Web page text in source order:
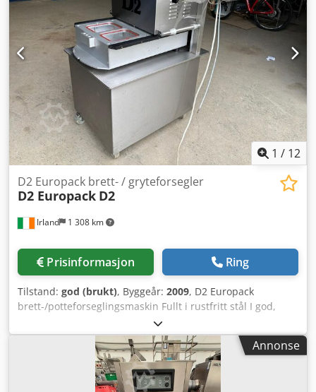
1 / 12
Irland 1 308 km
D2 Europack brett- / gryteforsegler
D2 Europack D2
Prisinformasjon Ring
Tilstand: god (brukt), Byggeår: 2009, D2 Europack
brett-/potteforseglingsmaskin Fullt i rustfritt stål I god,
fungerende stand Dcedpfx Akst Tyivjbsk
Annonse